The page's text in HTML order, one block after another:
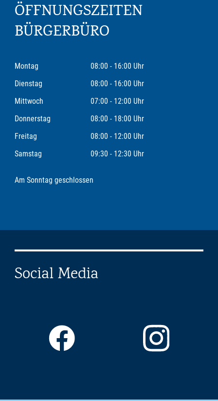
ÖFFNUNGSZEITEN
BÜRGERBÜRO
Montag
08:00 - 16:00 Uhr
Dienstag
08:00 - 16:00 Uhr
Mittwoch
07:00 - 12:00 Uhr
Donnerstag
08:00 - 18:00 Uhr
Freitag
08:00 - 12:00 Uhr
Samstag
09:30 - 12:30 Uhr
Am Sonntag geschlossen
Social Media